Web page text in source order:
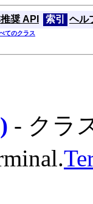
奨 API 索引 ヘル
てのクラス
- クラ